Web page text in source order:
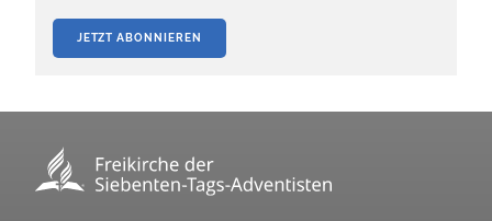
JETZT ABONNIEREN